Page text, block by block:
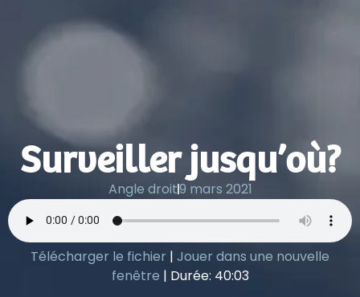
Surveiller jusqu’où?
Angle droit9 mars 2021
Télécharger le fichier | Jouer dans une nouvelle
fenêtre | Durée: 40:03